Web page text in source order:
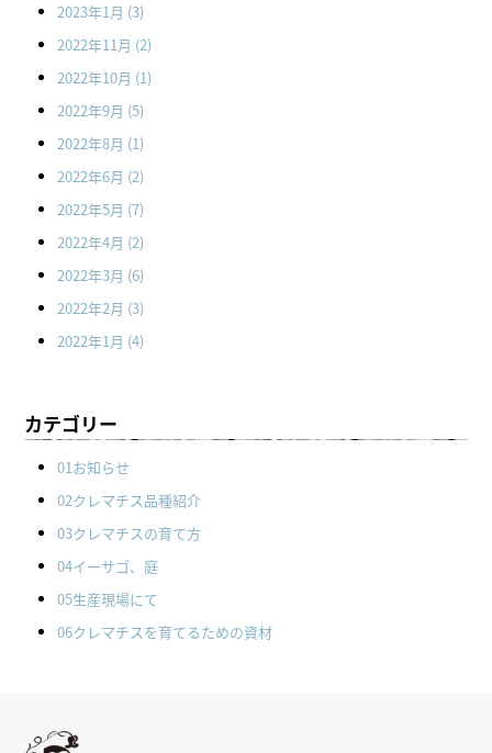
2023年1月 (3)
2022年11月 (2)
2022年10月 (1)
2022年9月 (5)
2022年8月 (1)
2022年6月 (2)
2022年5月 (7)
2022年4月 (2)
2022年3月 (6)
2022年2月 (3)
2022年1月 (4)
カテゴリー
01お知らせ
02クレマチス品種紹介
03クレマチスの育て方
04イーサゴ、庭
05生産現場にて
06クレマチスを育てるための資材